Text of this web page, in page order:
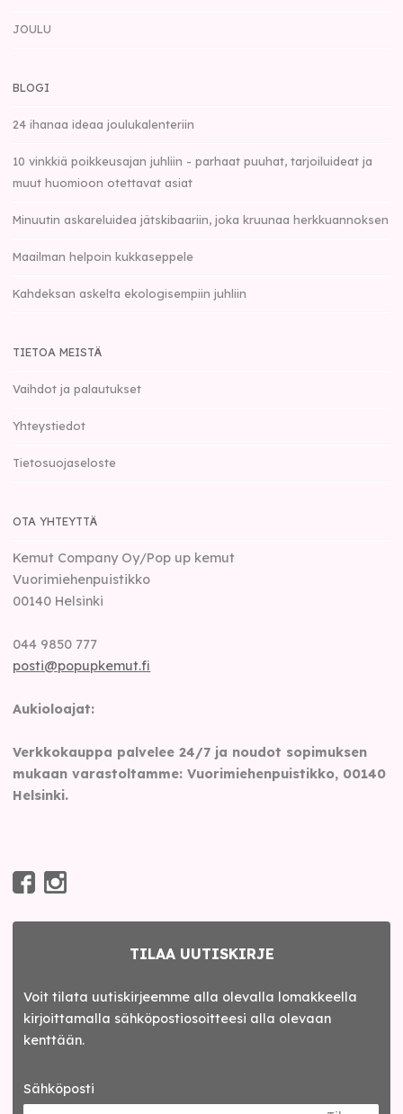
JOULU
BLOGI
24 ihanaa ideaa joulukalenteriin
10 vinkkiä poikkeusajan juhliin - parhaat puuhat, tarjoiluideat ja
muut huomioon otettavat asiat
Minuutin askareluidea jätskibaariin, joka kruunaa herkkuannoksen
Maailman helpoin kukkaseppele
Kahdeksan askelta ekologisempiin juhliin
TIETOA MEISTÄ
Vaihdot ja palautukset
Yhteystiedot
Tietosuojaseloste
OTA YHTEYTTÄ
Kemut Company Oy/Pop up kemut
Vuorimiehenpuistikko
00140 Helsinki
044 9850 777
posti@popupkemut.fi
Aukioloajat:
Verkkokauppa palvelee 24/7 ja noudot sopimuksen
mukaan varastoltamme: Vuorimiehenpuistikko, 00140
Helsinki.
TILAA UUTISKIRJE
Voit tilata uutiskirjeemme alla olevalla lomakkeella
kirjoittamalla sähköpostiosoitteesi alla olevaan
kenttään.
Sähköposti